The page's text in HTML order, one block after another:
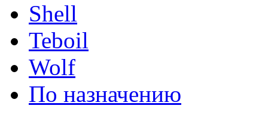
Shell
Teboil
Wolf
По назначению